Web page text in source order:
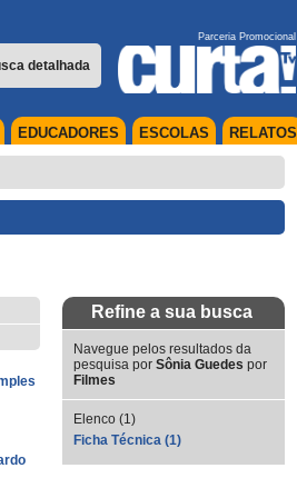
detalhada
Parceria Promocional
RELATOS
ESCOLAS
EDUCADORES
Refine a sua busca
Navegue pelos resultados da
pesquisa por Sônia Guedes por
Filmes
Elenco (1)
Ficha Técnica (1)